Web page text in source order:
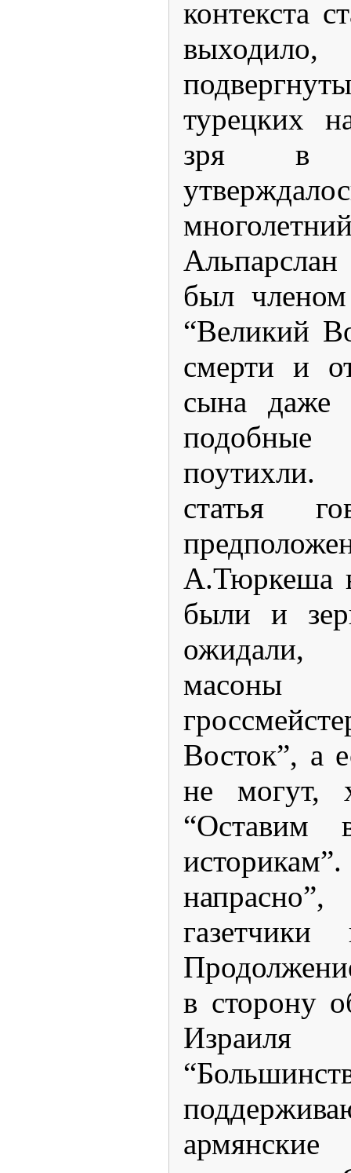
контекста
турецких
зря в
был
“Великий
смерти и
сына даже
поутихли.
статья
А.Тюркеша
были и
ожидали,
масоны
Восток”, а
не могут,
“Оставим
в сторону